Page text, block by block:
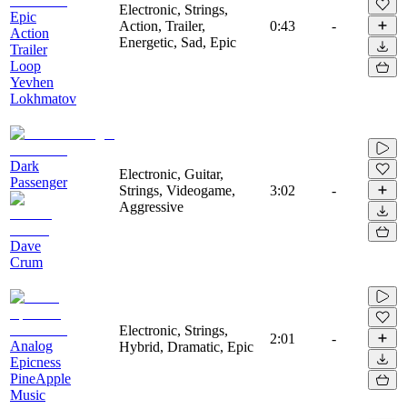
Epic
Action
Trailer
Loop
Yevhen
Lokhmatov
Electronic, Strings,
Action, Trailer,
Energetic, Sad, Epic
0:43 -
Dark
Passenger
Dave
Crum
Electronic, Guitar,
Strings, Videogame,
Aggressive
3:02 -
Analog
Epicness
PineApple
Music
Electronic, Strings,
Hybrid, Dramatic, Epic
2:01 -